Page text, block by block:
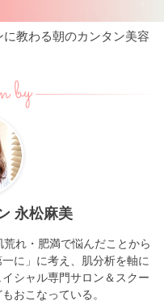
教わる朝のカンタン美容
by
永松麻美
れ・肥満で悩んだことから
に」に考え、肌分析を軸に
シャル専門サロン＆スクー
おこなっている。